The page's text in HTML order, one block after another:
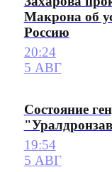
Макрона об
Россию
20:24
5 АВГ
Состояние
19:54
5 АВГ